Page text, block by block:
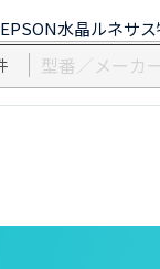
EPSON水晶ルネサ